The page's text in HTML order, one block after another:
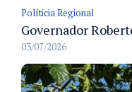
Políticia Regional
03/07/2026